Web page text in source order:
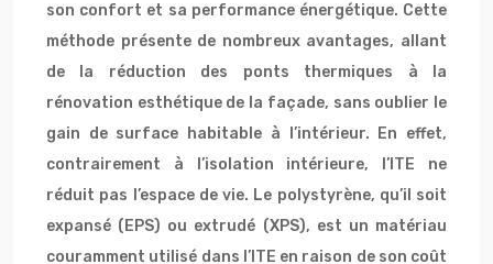
son confort et sa performance énergétique. Cette
méthode présente de nombreux avantages, allant
de la réduction des ponts thermiques à la
rénovation esthétique de la façade, sans oublier le
gain de surface habitable à l’intérieur. En effet,
contrairement à l’isolation intérieure, l’ITE ne
réduit pas l’espace de vie. Le polystyrène, qu’il soit
expansé (EPS) ou extrudé (XPS), est un matériau
couramment utilisé dans l’ITE en raison de son coût